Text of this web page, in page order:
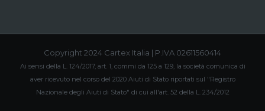
Copyright 2024 Cartex Italia | P.IVA 02611560414
Ai sensi della L. 124/2017, art. 1, commi da 125 a 129, la società comunica di
aver ricevuto nel corso del 2020 Aiuti di Stato riportati sul "Registro
Nazionale degli Aiuti di Stato" di cui all'art. 52 della L. 234/2012